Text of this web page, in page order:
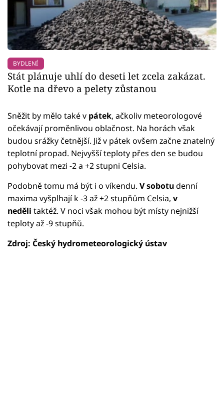
BYDLENÍ
Stát plánuje uhlí do deseti let zcela zakázat.
Kotle na dřevo a pelety zůstanou
Sněžit by mělo také v pátek, ačkoliv meteorologové
očekávají proměnlivou oblačnost. Na horách však
budou srážky četnější. Již v pátek ovšem začne znatelný
teplotní propad. Nejvyšší teploty přes den se budou
pohybovat mezi -2 a +2 stupni Celsia.
Podobně tomu má být i o víkendu. V sobotudenní
maxima vyšplhají k -3 až +2 stupňům Celsia, v
neděli taktéž. V noci však mohou být místy nejnižší
teploty až -9 stupňů.
Zdroj: Český hydrometeorologický ústav